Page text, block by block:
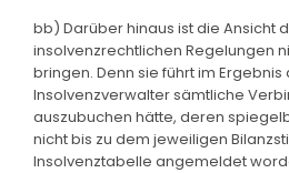
bb) Darüber hinaus ist die Ansicht
insolvenzrechtlichen Regelungen
bringen. Denn sie führt im
Insolvenzverwalter sämtliche
auszubuchen hätte, deren
nicht bis zu dem jeweiligen
Insolvenztabelle angemeldet